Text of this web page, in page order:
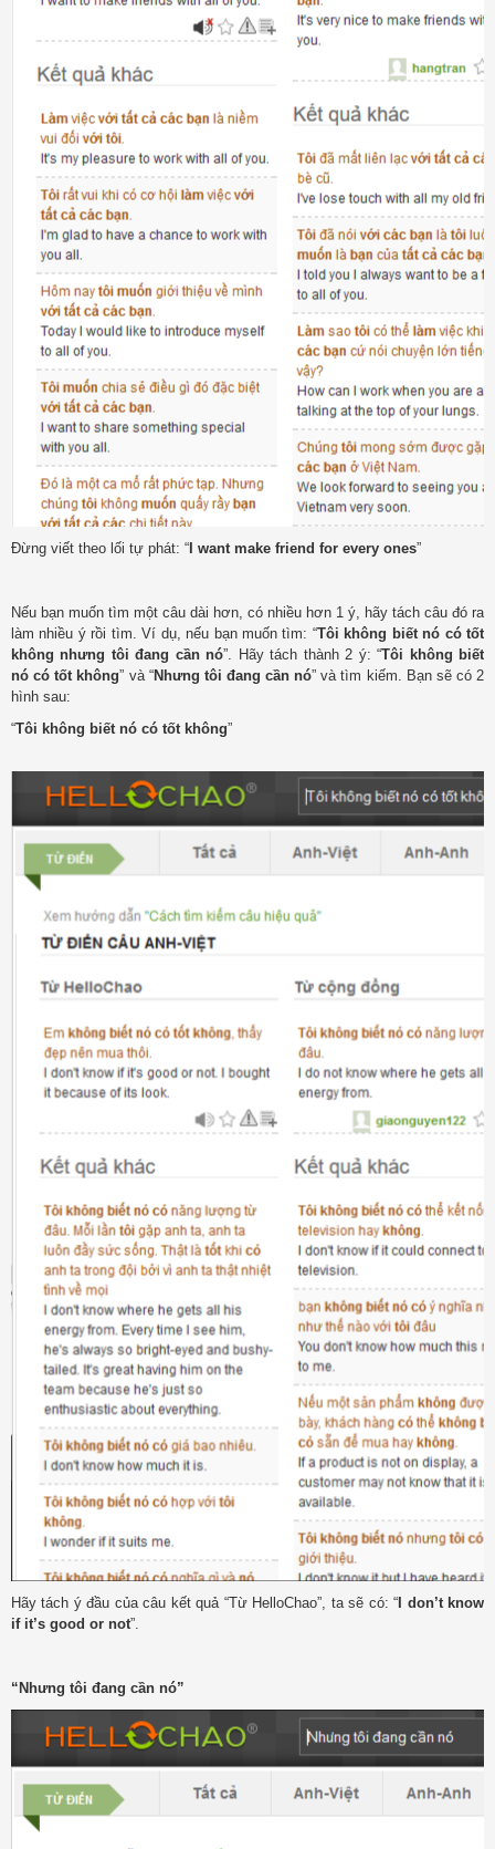
Đừng viết theo lối tự phát: “ I want make friend for every ones”
Nếu bạn muốn tìm một câu dài hơn, có nhiều hơn 1 ý, hãy tách câu đó ra
làm nhiều ý rồi tìm. Ví dụ, nếu bạn muốn tìm: “Tôi không biết nó có tốt
không nhưng tôi đang cần nó”. Hãy tách thành 2 ý: “Tôi không biết
nó có tốt không” và “Nhưng tôi đang cần nó” và tìm kiếm. Bạn sẽ có 2
hình sau:
“Tôi không biết nó có tốt không”
Hãy tách ý đầu của câu kết quả “Từ HelloChao”, ta sẽ có: “ I don’t know
if it’s good or not”.
“Nhưng tôi đang cần nó”